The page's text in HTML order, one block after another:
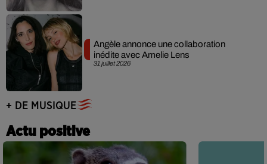
31 juillet 2026
Angèle annonce une collaboration
inédite avec Amelie Lens
+ DE MUSIQUE
Actu positive